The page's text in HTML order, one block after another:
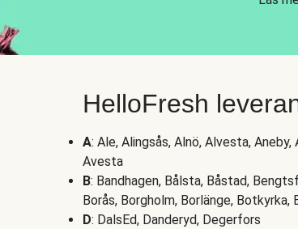
HelloFresh
A: Ale, Alingsås, Alnö, Alvesta,
Avesta
B: Bandhagen, Bålsta, Båstad,
Borås, Borgholm, Borlänge, Botkyrka,
D: DalsEd, Danderyd, Degerfors